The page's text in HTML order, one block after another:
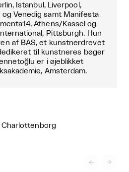
Istanbul, Liverpool,
og Venedig samt Manifesta
Athens/Kassel og
Pittsburgh. Hun
af BAS, et kunstnerdrevet
til kunstneres bøger
er i øjeblikket
Amsterdam.
Charlottenborg
 